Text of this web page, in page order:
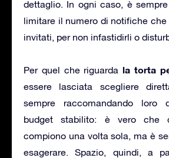
dettaglio. In ogni caso, è
limitare il numero di notifiche che
invitati, per non infastidirli o
Per quel che riguarda la torta
essere lasciata scegliere
sempre raccomandando loro
budget stabilito: è vero che
compiono una volta sola, ma è
esagerare. Spazio, quindi, a